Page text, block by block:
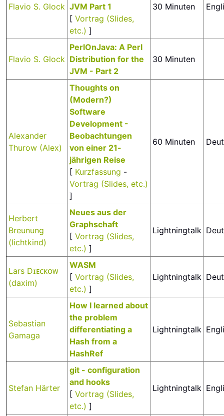
Flavio S. Glock JVM Part 1‎
[ Vortrag (Slides,
etc.) ]
30 Minuten
Flavio S. Glock
‎PerlOnJava: A Perl
Distribution for the
JVM - Part 2‎
30 Minuten
Alexander
Thurow (‎Alex‎)
‎Thoughts on
(Modern?)
Software
Development -
Beobachtungen
von einer 21-
jährigen Reise‎
[ Kurzfassung -
Vortrag (Slides, etc.)
]
60 Minuten
Herbert
Breunung
(‎lichtkind‎)
‎Neues aus der
Graphschaft‎
[ Vortrag (Slides,
etc.) ]
Lightningtalk
Lars Dɪᴇᴄᴋᴏᴡ
(‎daxim‎)
‎WASM‎
[ Vortrag (Slides,
etc.) ]
Lightningtalk
Sebastian
Gamaga
‎How I learned about
the problem
differentiating a
Hash from a
HashRef‎
Lightningtalk
Stefan Härter
‎git - configuration
and hooks‎
[ Vortrag (Slides,
etc.) ]
Lightningtalk